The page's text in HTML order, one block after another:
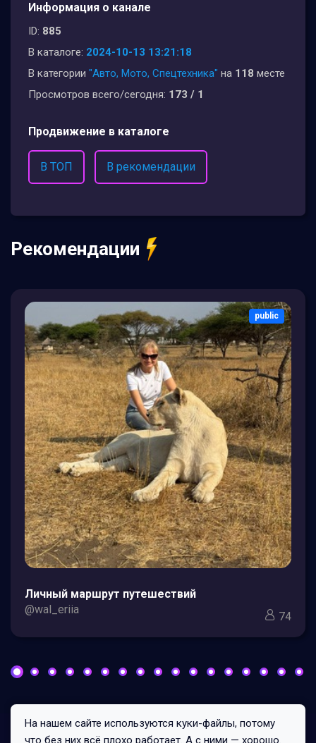
Информация о канале
ID: 885
В каталоге: 2024-10-13 13:21:18
В категории "Авто, Мото, Спецтехника" на 118 месте
Просмотров всего/сегодня: 173 / 1
Продвижение в каталоге
В ТОП В рекомендации
Рекомендации
public
Личный маршрут путешествий
@wal_eriia
74
Все права защищены © 2026
На нашем сайте используются куки-файлы, потому
что без них всё плохо работает. А с ними — хорошо.